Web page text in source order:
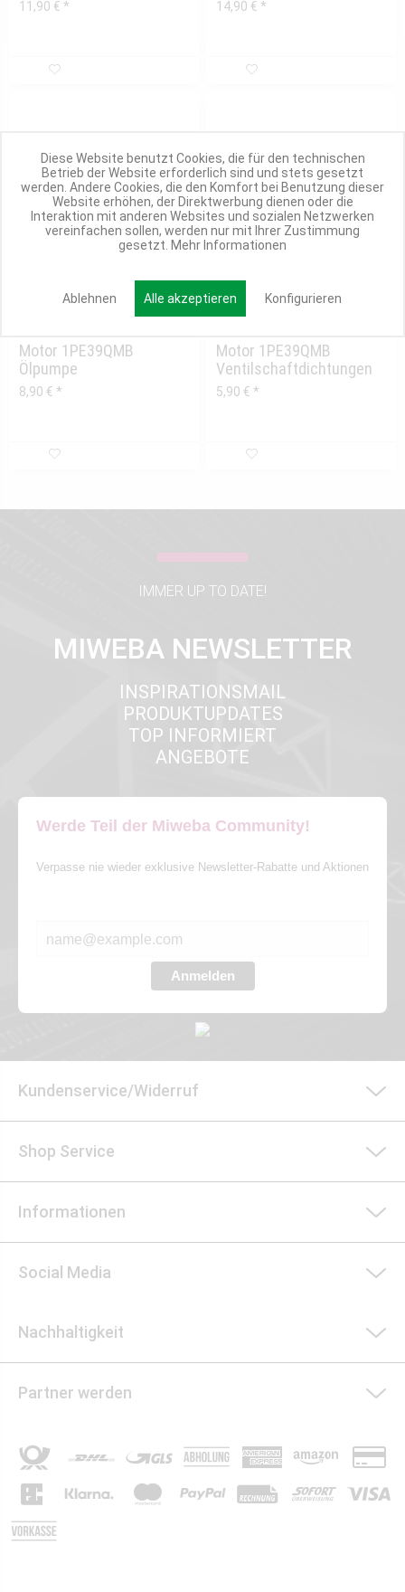
11,90 € * 14,90 € *
1 Variante
Motor 1PE39QMB
Ölpumpe
Antriebszahnrad
8,90 € *
Motor 1PE39QMB
Ventilschaftdichtungen
(Set 2 Stück) Euro 4
5,90 € *
IMMER UP TO DATE!
MIWEBA NEWSLETTER
INSPIRATIONSMAIL
PRODUKTUPDATES
TOP INFORMIERT
ANGEBOTE
Werde Teil der Miweba Community!
Verpasse nie wieder exklusive Newsletter-Rabatte und Aktionen
Anmelden
Kundenservice/Widerruf
Shop Service
Informationen
Social Media
Nachhaltigkeit
Partner werden
Diese Website benutzt Cookies, die für den technischen
Betrieb der Website erforderlich sind und stets gesetzt
werden. Andere Cookies, die den Komfort bei Benutzung dieser
Website erhöhen, der Direktwerbung dienen oder die
Interaktion mit anderen Websites und sozialen Netzwerken
vereinfachen sollen, werden nur mit Ihrer Zustimmung
gesetzt. Mehr Informationen
Ablehnen Alle akzeptieren Konfigurieren